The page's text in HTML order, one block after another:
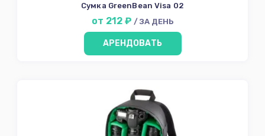
Сумка GreenBean Visa 02
от 212 ₽ / ЗА ДЕНЬ
АРЕНДОВАТЬ